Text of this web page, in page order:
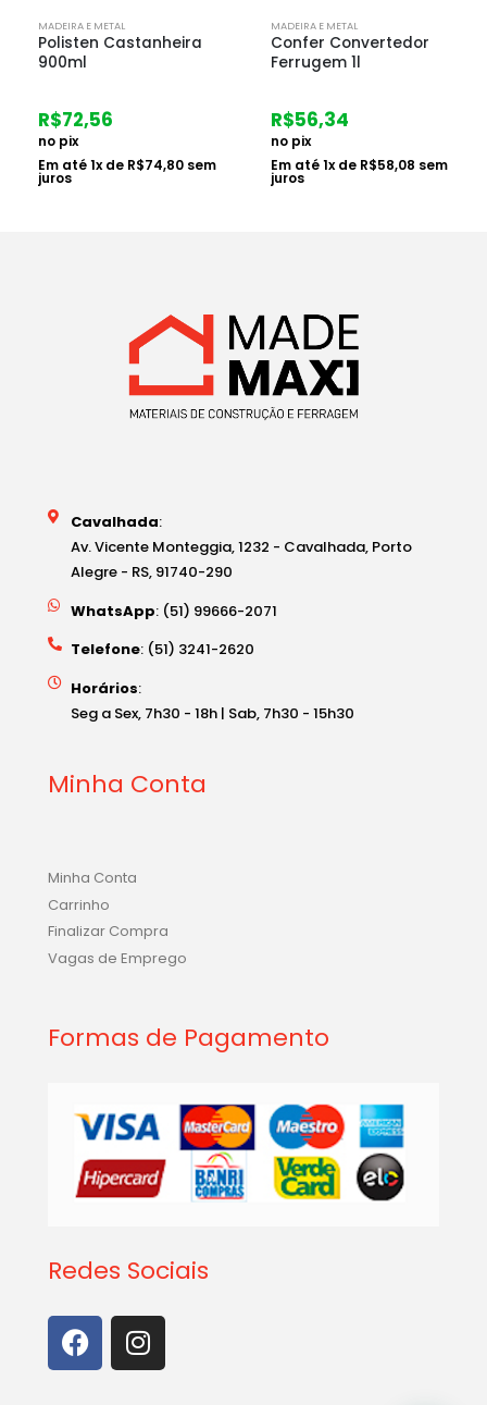
MADEIRA E METAL
Confer Convertedor
Ferrugem 1l
R$56,34
no pix
Em até1x de R$58,08sem
juros
MADEIRA E METAL
Polisten Transparente
3.6l
R$179,45
no pix
Em até3x deR$61,67 sem
juros
Cavalhada:
Av. Vicente Monteggia, 1232 - Cavalhada, Porto
Alegre - RS, 91740-290
WhatsApp: (51) 99666-2071
Telefone: (51) 3241-2620
Horários:
Seg a Sex, 7h30 - 18h | Sab, 7h30 - 15h30
Minha Conta
Minha Conta
Carrinho
Finalizar Compra
Vagas de Emprego
Formas de Pagamento
Redes Sociais